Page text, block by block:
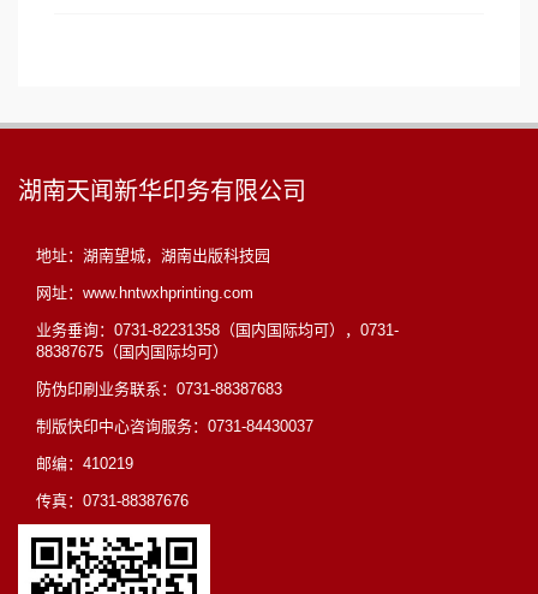
湖南天闻新华印务有限公司
地址：湖南望城，湖南出版科技园
网址：www.hntwxhprinting.com
业务垂询：0731-82231358（国内国际均可），0731-
88387675（国内国际均可）
防伪印刷业务联系：0731-88387683
制版快印中心咨询服务：0731-84430037
邮编：410219
传真：0731-88387676